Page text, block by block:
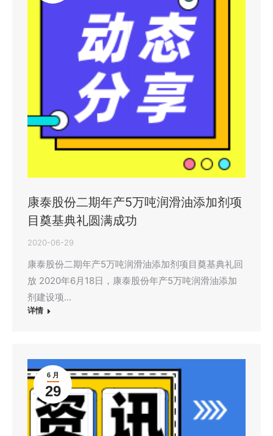
康泰股份二期年产5万吨润滑油添加剂项
目奠基典礼圆满成功
2020-06-29
康泰股份二期年产5万吨润滑油添加剂项目奠基典礼回
放 2020年6月18日，康泰股份年产5万吨润滑油添加
剂建设项…
详情
6 月
29